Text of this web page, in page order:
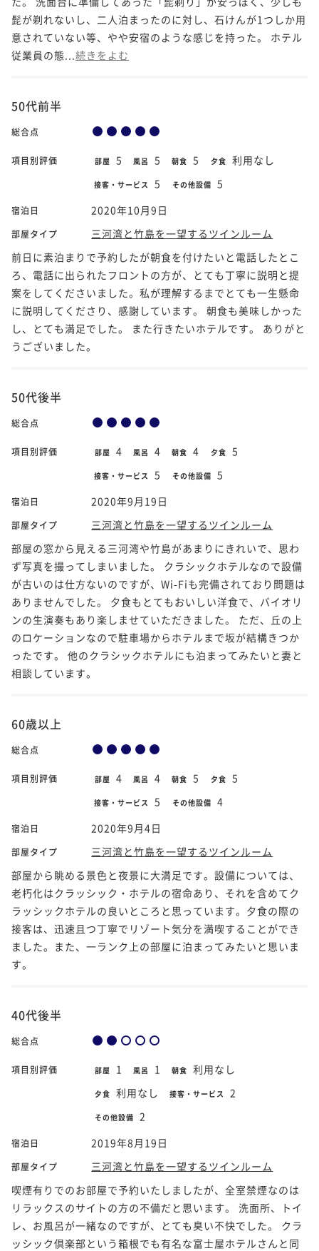
髭が剃れないし、二人泊まったのに対し、石けんが1つしか用
意されていない等、やや安宿のような感じを持った。 ホテル
従業員の態... 続きをよむ
50代前半
総合点
項目別評価 部屋 5 風呂 5 朝食 5 夕食 利用なし
接客・サービス 5 その他設備 5
宿泊日 2020年10月9日
部屋タイプ
三河湾と竹島を一望するツインルーム
前日に素泊まりで予約したが朝食を付けたいと電話したとこ
ろ、電話に出られたフロントの方が、とても丁寧に説明と提
案をしてくださいました。私が理解するまでとても一生懸命
に説明してくださり、感謝しています。 朝食も美味しかった
し、とても満足でした。 また行きたいホテルです。 ありがと
うございました。
50代後半
総合点
項目別評価 部屋 4 風呂 4 朝食 4 夕食 5
接客・サービス 5 その他設備 5
宿泊日 2020年9月19日
部屋タイプ
三河湾と竹島を一望するツインルーム
部屋の窓から見える三河湾や竹島があまりにきれいで、思わ
ず写真を撮ってしまいました。 クラシックホテルなので設備
が古いのは仕方ないのですが、Wi-Fiも完備されており問題は
ありませんでした。 夕食もとてもおいしい洋食で、バイオリ
ンの生演奏もあり楽しませていただきました。 ただ、丘の上
のロケーションなので駐車場からホテルまで坂が結構きつか
ったです。 他のクラシックホテルにも泊まってみたいと妻と
相談しています。
60歳以上
総合点
項目別評価 部屋 4 風呂 4 朝食 5 夕食 5
接客・サービス 5 その他設備 4
宿泊日 2020年9月4日
部屋タイプ
三河湾と竹島を一望するツインルーム
部屋から眺める景色と夜景に大満足です。設備については、
老朽化はクラッシック・ホテルの宿命あり、それを含めてク
ラッシックホテルの良いところと思っています。夕食の際の
接客は、迅速且つ丁寧でリゾート気分を満喫することができ
ました。また、一ランク上の部屋に泊まってみたいと思いま
す。
40代後半
総合点
項目別評価 部屋 1 風呂 1 朝食 利用なし
夕食 利用なし 接客・サービス 2
その他設備 2
宿泊日 2019年8月19日
部屋タイプ
三河湾と竹島を一望するツインルーム
喫煙有りでのお部屋で予約いたしましたが、全室禁煙なのは
リラックスのサイトの方の不備だと思います。 洗面所、トイ
レ、お風呂が一緒なのですが、とても臭い不快でした。 クラ
ッシック倶楽部という箱根でも有名な富士屋ホテルさんと同